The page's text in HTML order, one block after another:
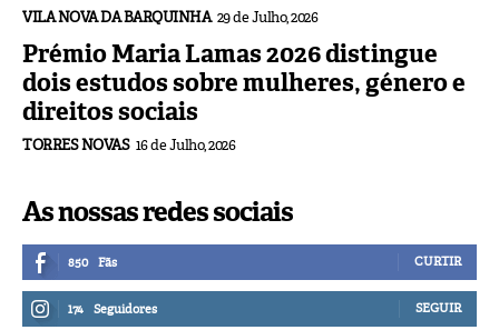
VILA NOVA DA BARQUINHA 29 de Julho, 2026
Prémio Maria Lamas 2026 distingue
dois estudos sobre mulheres, género e
direitos sociais
TORRES NOVAS 16 de Julho, 2026
As nossas redes sociais
850 Fãs CURTIR
174 Seguidores SEGUIR